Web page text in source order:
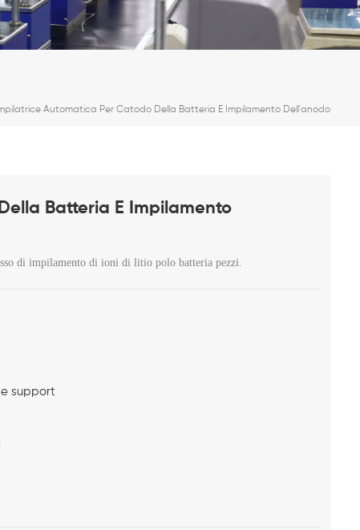
Automatica Per Catodo Della Batteria E Impilamento Dell'anodo
Batteria E Impilamento
di impilamento di ioni di litio polo batteria pezzi.
support